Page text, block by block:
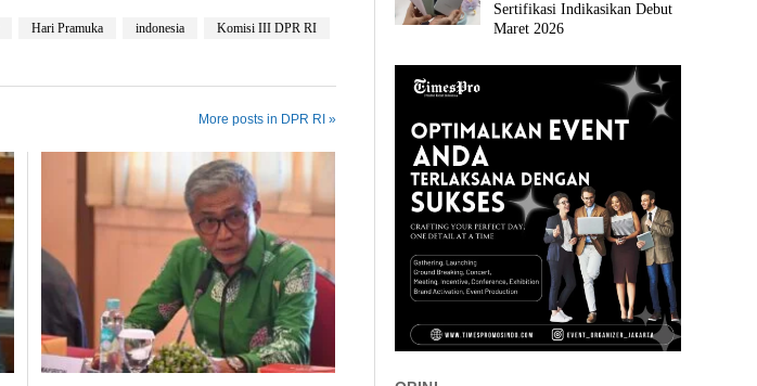
Hari Pramuka indonesia
Komisi III DPR RI
More posts in DPR RI »
Sertifikasi Indikasikan Debut
Maret 2026